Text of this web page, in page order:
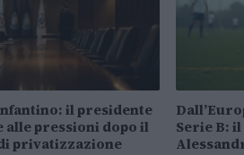
il presidente
alle pressioni dopo il
privatizzazione
Serie B: